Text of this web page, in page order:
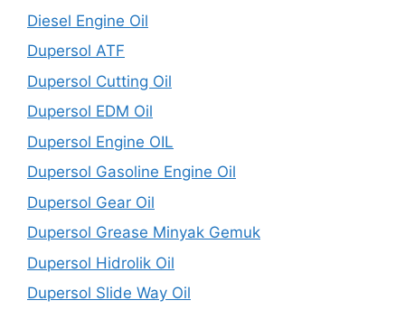
Diesel Engine Oil
Dupersol ATF
Dupersol Cutting Oil
Dupersol EDM Oil
Dupersol Engine OIL
Dupersol Gasoline Engine Oil
Dupersol Gear Oil
Dupersol Grease Minyak Gemuk
Dupersol Hidrolik Oil
Dupersol Slide Way Oil